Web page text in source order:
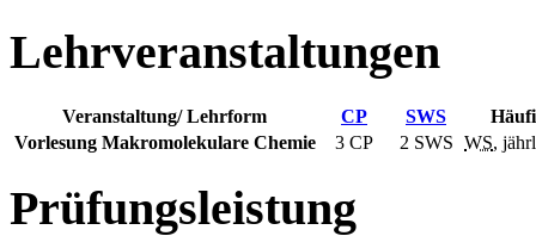
Lehrveranstaltungen
Veranstaltung/ Lehrform CP SWS
Vorlesung Makromolekulare Chemie
3 CP 2 SWS WS,
Prüfungsleistung